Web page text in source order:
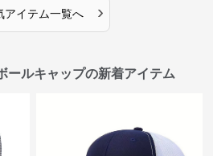
アイテム一覧へ ›
ールキャップの新着アイテム